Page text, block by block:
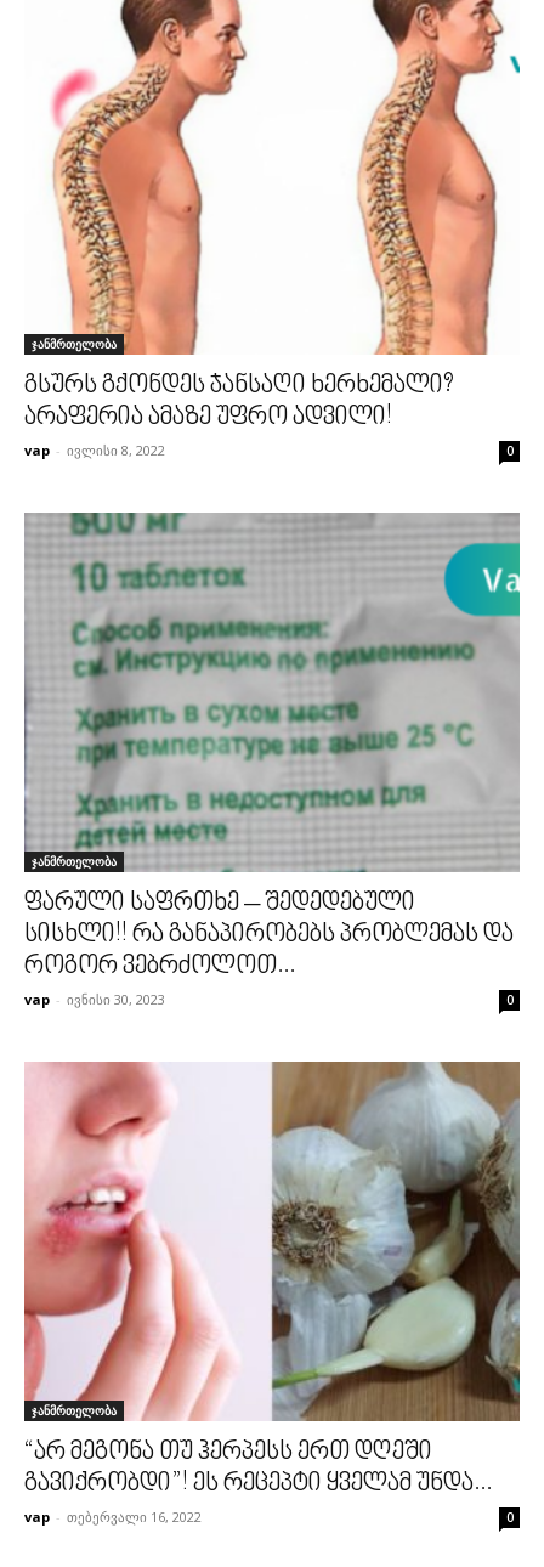
ჯანმრთელობა
გსურს გქონდეს ჯანსაღი ხერხემალი?
არაფერია ამაზე უფრო ადვილი!
vap - ივლისი 8, 2022 0
ჯანმრთელობა
ფარული საფრთხე – შედედებული
სისხლი!! რა განაპირობებს პრობლემას და
როგორ ვებრძოლოთ...
vap - ივნისი 30, 2023 0
ჯანმრთელობა
“არ მეგონა თუ ჰერპესს ერთ დღეში
გავიქრობდი”! ეს რეცეპტი ყველამ უნდა...
vap - თებერვალი 16, 2022 0